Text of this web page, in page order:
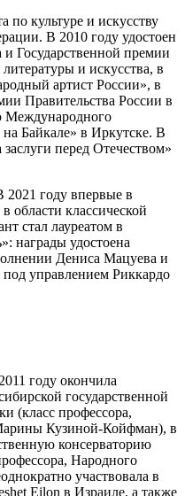
по культуре и искусству
В 2010 году удостоен
Государственной премии
и искусства, в
артист России», в
Правительства России в
Международного
Байкале» в Иркутске. В
перед Отечеством»
году впервые в
классической
стал лауреатом в
награды удостоена
Дениса Мацуева и
управлением Риккардо
году окончила
государственной
(класс профессора,
Кузиной-Койфман), в
консерваторию
Народного
участвовала в
Eilon в Израиле, а также